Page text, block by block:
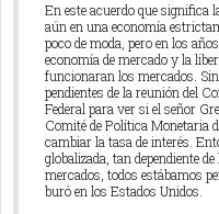
En este acuerdo que significa
aún en una economía
poco de moda, pero en los
economía de mercado y la
funcionaran los mercados.
pendientes de la reunión del
Federal para ver si el señor
Comité de Política Monetaria
cambiar la tasa de interés.
globalizada, tan dependiente
mercados, todos estábamos
buró en los Estados Unidos.